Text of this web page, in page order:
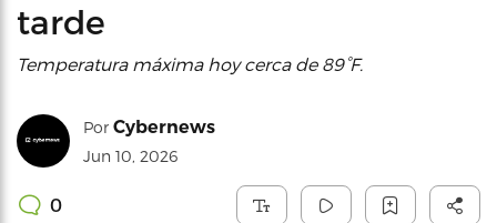
tarde
Temperatura máxima hoy cerca de 89°F.
Por Cybernews
Jun 10, 2026
0